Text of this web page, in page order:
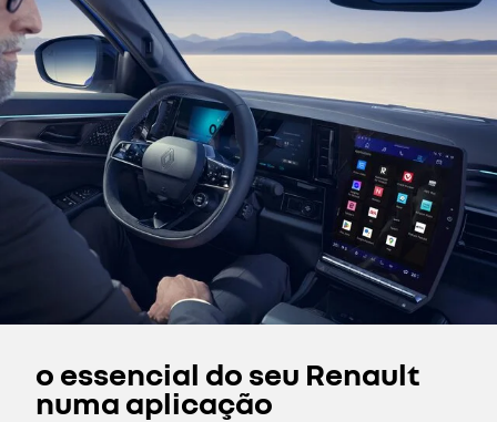
o essencial do seu Renault
numa aplicação